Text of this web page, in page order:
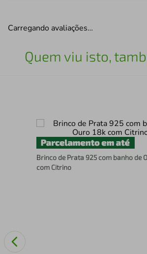
Carregando avaliações…
Quem viu isto,
Brinco de Prata 925 com banho de
com Citrino